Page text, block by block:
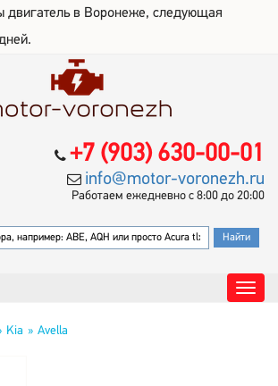
двигатель в Воронеже, следующая
+7 (903) 630-00-01
info@motor-voronezh.ru
Работаем ежедневно с 8:00 до 20:00
Kia Avella